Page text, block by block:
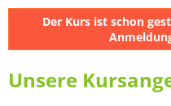
Der Kurs ist schon
Unsere